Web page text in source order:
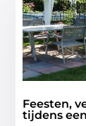
Feesten,
tijdens